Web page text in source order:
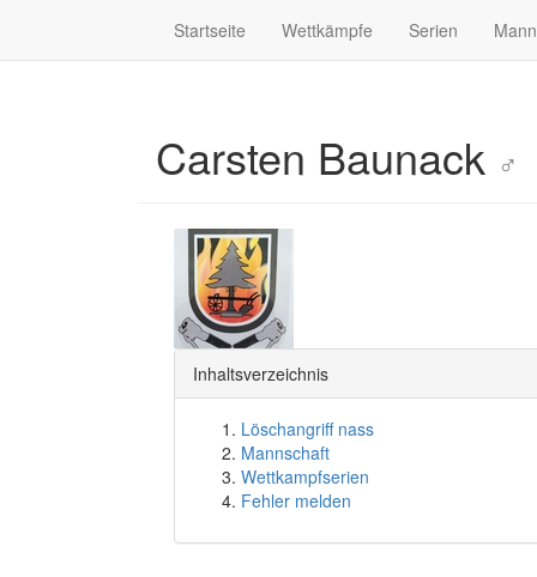
Startseite Wettkämpfe Serien
Carsten Baunack ♂
Inhaltsverzeichnis
Löschangriff nass
Mannschaft
Wettkampfserien
Fehler melden